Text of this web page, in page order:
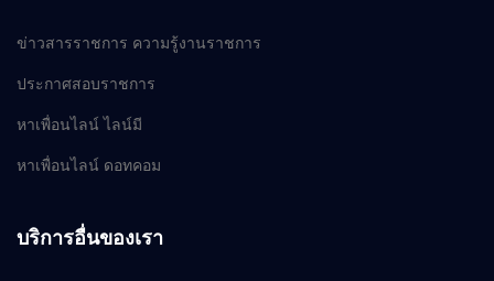
ข่าวสารราชการ ความรู้งานราชการ
ประกาศสอบราชการ
หาเพื่อนไลน์ ไลน์มี
หาเพื่อนไลน์ ดอทคอม
บริการอื่นของเรา